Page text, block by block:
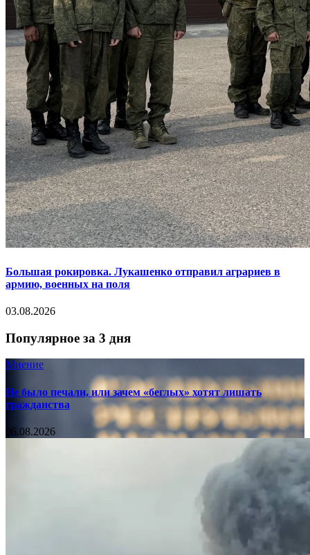
Большая рокировка. Лукашенко отправил аграриев в
армию, военных на поля
03.08.2026
Популярное за 3 дня
Мнение
Не было печали, или зачем «беглых» хотят лишать
гражданства
06.08.2026